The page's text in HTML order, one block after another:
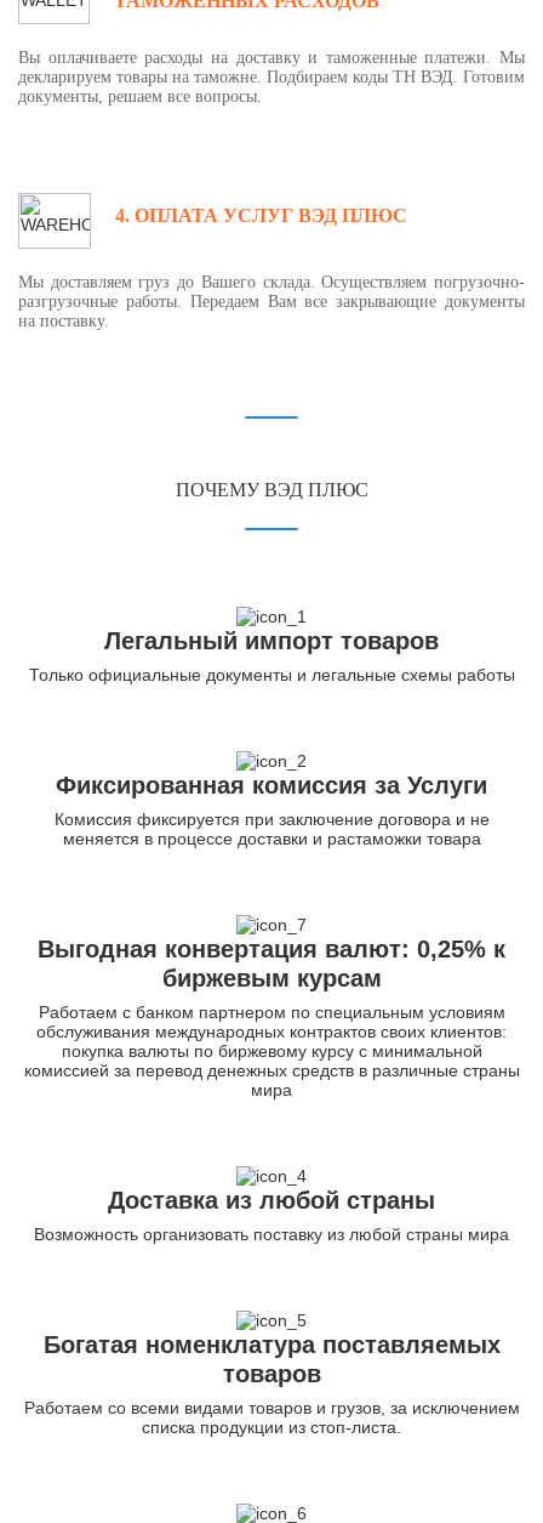
Вы оплачиваете расходы на доставку и таможенные платежи. Мы
декларируем товары на таможне. Подбираем коды ТН ВЭД. Готовим
документы, решаем все вопросы.
4. ОПЛАТА УСЛУГ ВЭД ПЛЮС
Мы доставляем груз до Вашего склада. Осуществляем погрузочно-
разгрузочные работы. Передаем Вам все закрывающие документы
на поставку.
ПОЧЕМУ ВЭД ПЛЮС
Легальный импорт товаров
Только официальные документы и легальные схемы работы
Фиксированная комиссия за Услуги
Комиссия фиксируется при заключение договора и не
меняется в процессе доставки и растаможки товара
Выгодная конвертация валют: 0,25% к
биржевым курсам
Работаем с банком партнером по специальным условиям
обслуживания международных контрактов своих клиентов:
покупка валюты по биржевому курсу с минимальной
комиссией за перевод денежных средств в различные страны
мира
Доставка из любой страны
Возможность организовать поставку из любой страны мира
Богатая номенклатура поставляемых
товаров
Работаем со всеми видами товаров и грузов, за исключением
списка продукции из стоп-листа.